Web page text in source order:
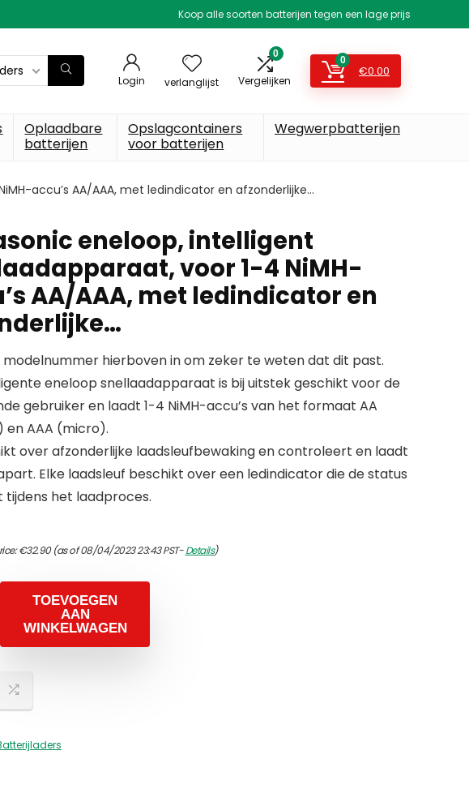
Koop alle soorten batterijen tegen een lage prijs
Login verlanglijst
0
Vergelijken
0
€0.00
Oplaadbare
batterijen
Opslagcontainers
voor batterijen
Wegwerpbatterijen
accu’s AA/AAA, met ledindicator en afzonderlijke…
eneloop, intelligent
voor 1-4 NiMH-
AA/AAA, met ledindicator en
hierboven in om zeker te weten dat dit past.
eneloop snellaadapparaat is bij uitstek geschikt voor de
gebruiker en laadt 1-4 NiMH-accu’s van het formaat AA
en AAA (micro).
over afzonderlijke laadsleufbewaking en controleert en laadt
Elke laadsleuf beschikt over een ledindicator die de status
tijdens het laadproces.
€32.90(as of 08/04/2023 23:43 PST-Details)
TOEVOEGEN
AAN
WINKELWAGEN